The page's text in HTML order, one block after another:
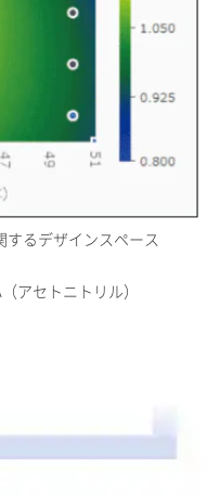
るデザインスペース
アセトニトリル）